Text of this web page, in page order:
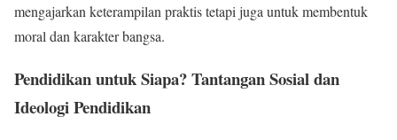
mengajarkan keterampilan praktis tetapi juga untuk membentuk
moral dan karakter bangsa.
Pendidikan untuk Siapa? Tantangan Sosial dan
Ideologi Pendidikan